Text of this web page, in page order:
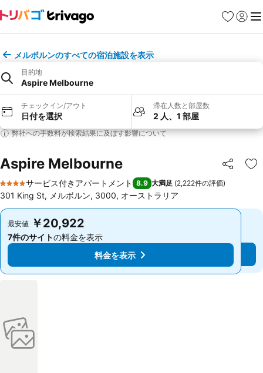
お気に入り
ログイ
メ
メルボルンのすべての宿泊施設を表示
目的地
Aspire Melbourne
チェックイン/アウト
日付を選択
滞在人数と部屋数
2 人、1 部屋
弊社への手数料が検索結果に及ぼす影響について
Aspire Melbourne シェア
お
4 ホテルのランク
サービス付きアパートメント 8.9 大満足 (2,222件の評価)
301 King St, メルボルン, 3000, オーストラリア
最安値 ￥20,922
7件のサイトの料金を表示
料金を表示
最安値 ￥20,922
7件のサイトの料金を表示
料金を表示